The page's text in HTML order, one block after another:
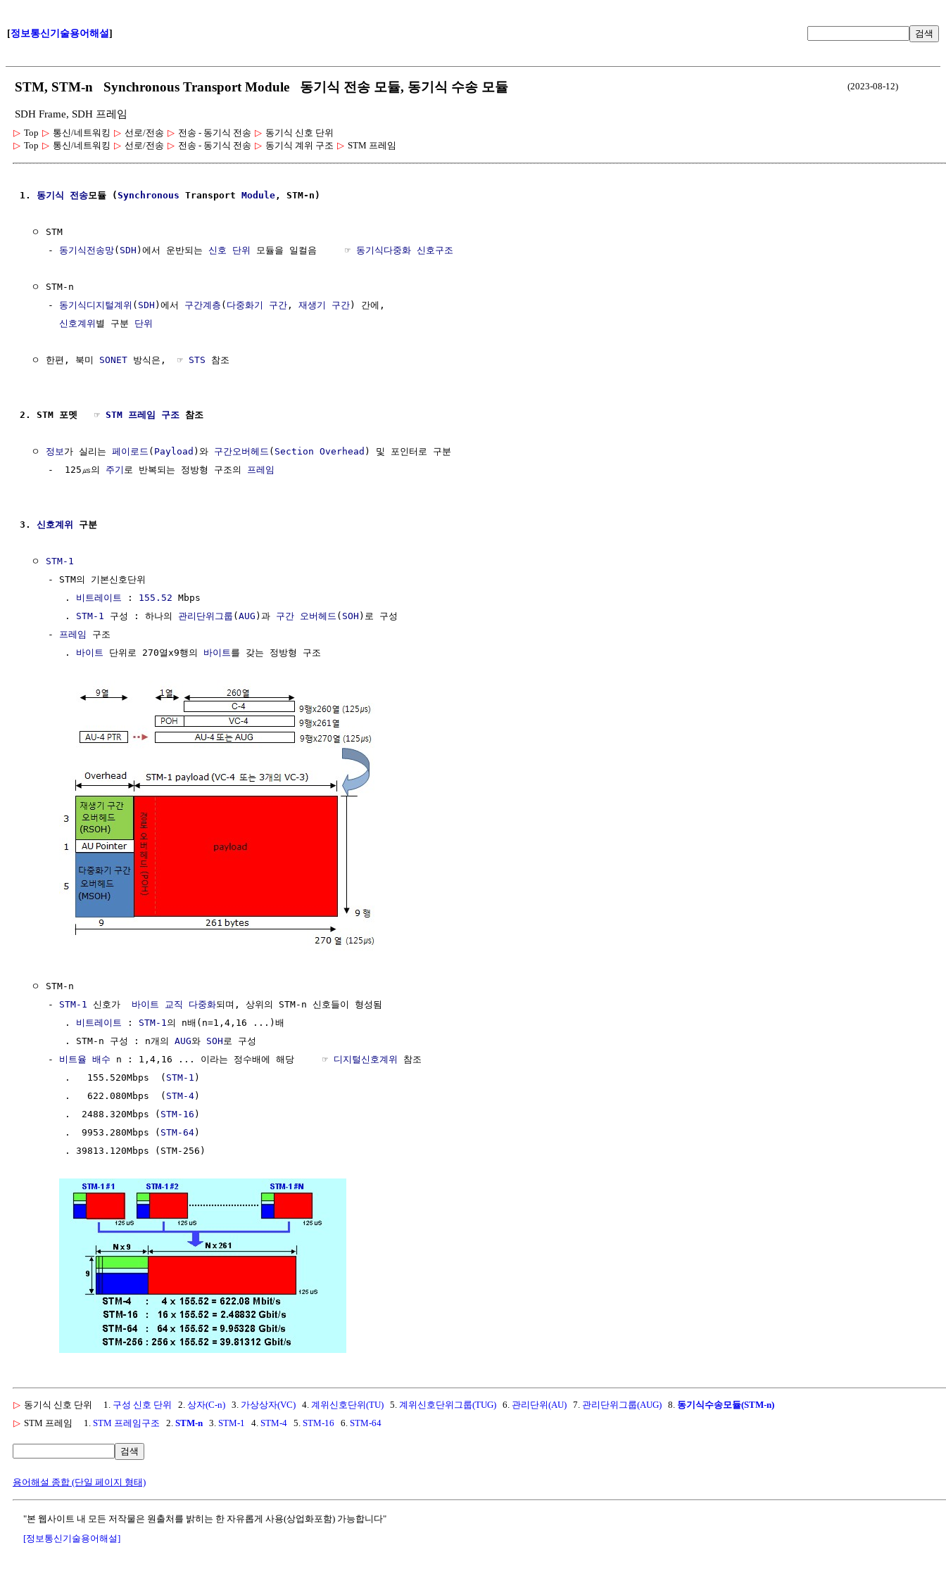
[정보통신기술용어해설] 검색
STM, STM-n Synchronous Transport Module 동기식 전송 모듈, 동기식 수송 모듈 (2023-08-12)
SDH Frame, SDH 프레임
▷ Top ▷ 통신/네트워킹 ▷ 선로/전송 ▷ 전송 - 동기식 전송 ▷ 동기식 신호 단위
▷ Top ▷ 통신/네트워킹 ▷ 선로/전송 ▷ 전송 - 동기식 전송 ▷ 동기식 계위 구조 ▷ STM 프레임
1. 동기식 전송모듈 (Synchronous Transport Module , STM-n)
  ㅇ STM
     -
동기식전송망( SDH )에서 운반되는 신호 단위 모듈을 일컬음     ☞ 동기식다중화 신호구조
  ㅇ STM-n
     -
동기식디지털계위 ( SDH )에서 구간계층 ( 다중화기 구간 , 재생기 구간) 간에,
신호계위 별 구분 단위
  ㅇ 한편, 북미
SONET 방식은,  ☞ STS 참조
2. STM 포멧   ☞ STM 프레임 구조 참조
  ㅇ
정보 가 실리는 페이로드 ( Payload )와 구간오버헤드 ( Section Overhead ) 및 포인터로 구분
     -  125㎲의
주기 로 반복되는 정방형 구조의 프레임
3. 신호계위 구분
  ㅇ
STM-1
     - STM의 기본신호단위
        .
비트레이트 : 155.52 Mbps
        .
STM-1 구성 : 하나의 관리단위그룹 (AUG )과 구간 오버헤드 ( SOH )로 구성
     -
프레임
구조
        .
바이트 단위로 270열x9행의 바이트 를 갖는 정방형 구조
  ㅇ STM-n
     -
STM-1 신호가 바이트 교직 다중화되며, 상위의 STM-n 신호들이 형성됨
        .
비트레이트 : STM-1 의 n배(n=1,4,16 ...)배
        . STM-n 구성 : n개의
AUG와 SOH 로 구성
     -
비트율 배수 n : 1,4,16 ... 이라는 정수배에 해당     ☞ 디지털신호계위
참조
        .   155.520Mbps  (
STM-1 )
        .   622.080Mbps  (
STM-4)
        .  2488.320Mbps (
STM-16 )
        .  9953.280Mbps (
STM-64)
        . 39813.120Mbps (STM-256)
▷ 동기식 신호 단위 1. 구성 신호 단위 2. 상자(C-n) 3. 가상상자(VC) 4. 계위신호단위(TU) 5. 계위신호단위그룹(TUG) 6. 관리단위(AU) 7. 관리단위그룹(AUG) 8. 동기식수송모듈(STM-n)
▷ STM 프레임 1. STM 프레임구조 2. STM-n 3. STM-1 4. STM-4 5. STM-16 6. STM-64
검색
용어해설 종합 (단일 페이지 형태)
"본 웹사이트 내 모든 저작물은 원출처를 밝히는 한 자유롭게 사용(상업화포함) 가능합니다"
[정보통신기술용어해설]